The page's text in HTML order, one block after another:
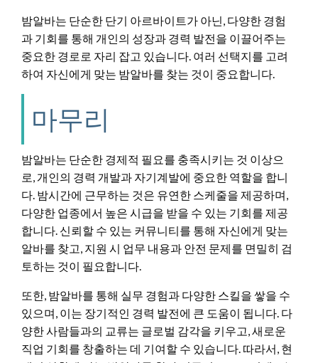
밤알바는 단순한 단기 아르바이트가 아닌, 다양한 경험
과 기회를 통해 개인의 성장과 경력 발전을 이끌어주는
중요한 경로로 자리 잡고 있습니다. 여러 선택지를 고려
하여 자신에게 맞는 밤알바를 찾는 것이 중요합니다.
마무리
밤알바는 단순한 경제적 필요를 충족시키는 것 이상으
로, 개인의 경력 개발과 자기계발에 중요한 역할을 합니
다. 밤시간에 근무하는 것은 유연한 스케줄을 제공하며,
다양한 업종에서 높은 시급을 받을 수 있는 기회를 제공
합니다. 신뢰할 수 있는 커뮤니티를 통해 자신에게 맞는
알바를 찾고, 지원 시 업무 내용과 안전 문제를 면밀히 검
토하는 것이 필요합니다.
또한, 밤알바를 통해 실무 경험과 다양한 스킬을 쌓을 수
있으며, 이는 장기적인 경력 발전에 큰 도움이 됩니다. 다
양한 사람들과의 교류는 글로벌 감각을 키우고, 새로운
직업 기회를 창출하는 데 기여할 수 있습니다. 따라서, 현